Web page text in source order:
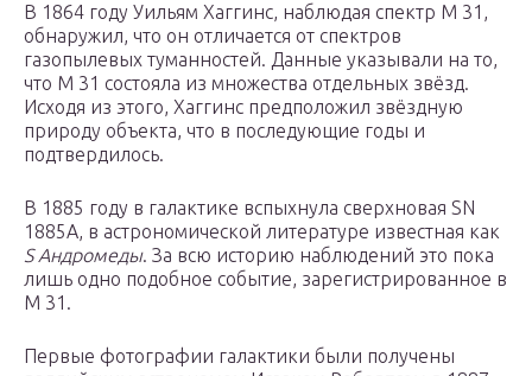
В 1864 году Уильям Хаггинс, наблюдая спектр M 31,
обнаружил, что он отличается от спектров
газопылевых туманностей. Данные указывали на то,
что M 31 состояла из множества отдельных звёзд.
Исходя из этого, Хаггинс предположил звёздную
природу объекта, что в последующие годы и
подтвердилось.
В 1885 году в галактике вспыхнула сверхновая SN
1885A, в астрономической литературе известная как
S Андромеды. За всю историю наблюдений это пока
лишь одно подобное событие, зарегистрированное в
M 31.
Первые фотографии галактики были получены